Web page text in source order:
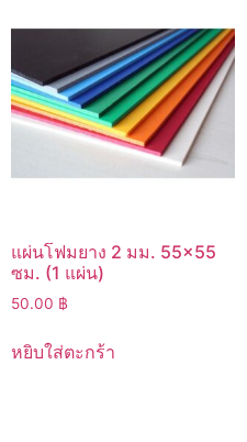
แผ่นโฟมยาง 2 มม. 55×55
ซม. (1 แผ่น)
50.00 ฿
หยิบใส่ตะกร้า